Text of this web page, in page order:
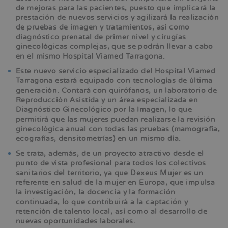
de mejoras para las pacientes, puesto que implicará la
prestación de nuevos servicios y agilizará la realización
de pruebas de imagen y tratamientos, así como
diagnóstico prenatal de primer nivel y cirugías
ginecológicas complejas, que se podrán llevar a cabo
en el mismo Hospital Viamed Tarragona.
Este nuevo servicio especializado del Hospital Viamed
Tarragona estará equipado con tecnologías de última
generación. Contará con quirófanos, un laboratorio de
Reproducción Asistida y un área especializada en
Diagnóstico Ginecológico por la Imagen, lo que
permitirá que las mujeres puedan realizarse la revisión
ginecológica anual con todas las pruebas (mamografía,
ecografías, densitometrías) en un mismo día.
Se trata, además, de un proyecto atractivo desde el
punto de vista profesional para todos los colectivos
sanitarios del territorio, ya que Dexeus Mujer es un
referente en salud de la mujer en Europa, que impulsa
la investigación, la docencia y la formación
continuada, lo que contribuirá a la captación y
retención de talento local, así como al desarrollo de
nuevas oportunidades laborales.